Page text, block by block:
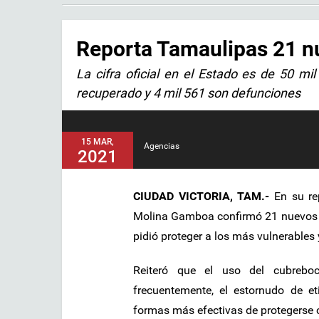
Reporta Tamaulipas 21
La cifra oficial en el Estado es de 50
recuperado y 4 mil 561 son defunciones
15 MAR,
2021
Agencias
CIUDAD VICTORIA, TAM.- En su
Molina Gamboa confirmó 21
pidió proteger a los más
Reiteró que el uso del
frecuentemente, el estornudo de
formas más efectivas de protegerse